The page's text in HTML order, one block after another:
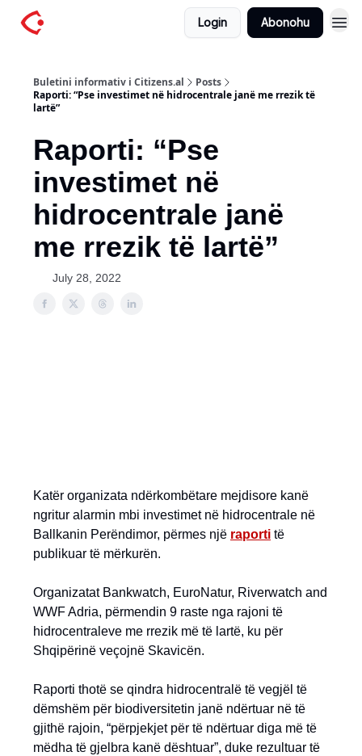
Login Abonohu
Buletini informativ i Citizens.al
Posts
Raporti: “Pse investimet në hidrocentrale janë me rrezik të
lartë”
Raporti: “Pse
investimet në
hidrocentrale janë
me rrezik të lartë”
July 28, 2022
Katër organizata ndërkombëtare mejdisore kanë
ngritur alarmin mbi investimet në hidrocentrale në
Ballkanin Perëndimor, përmes një raporti të
publikuar të mërkurën.
Organizatat Bankwatch, EuroNatur, Riverwatch and
WWF Adria, përmendin 9 raste nga rajoni të
hidrocentraleve me rrezik më të lartë, ku për
Shqipërinë veçojnë Skavicën.
Raporti thotë se qindra hidrocentralë të vegjël të
dëmshëm për biodiversitetin janë ndërtuar në të
gjithë rajoin, “përpjekjet për të ndërtuar diga më të
mëdha të gjelbra kanë dështuar”, duke rezultuar të